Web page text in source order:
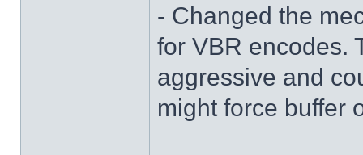
- Changed the
for VBR encodes.
aggressive and
might force buffer